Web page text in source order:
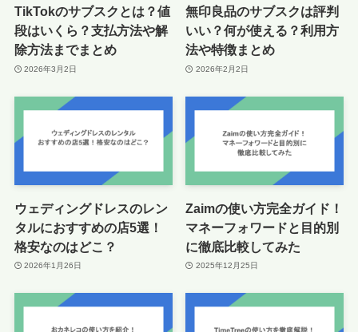
TikTokのサブスクとは？値
段はいくら？支払方法や解
除方法までまとめ
2026年3月2日
無印良品のサブスクは評判
いい？何が使える？利用方
法や特徴まとめ
2026年2月2日
ウェディングドレスのレン
タルにおすすめの店5選！
格安なのはどこ？
2026年1月26日
Zaimの使い方完全ガイド！
マネーフォワードと目的別
に徹底比較してみた
2025年12月25日